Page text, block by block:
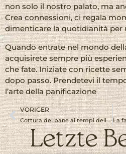
non solo il nostro palato, ma
Crea connessioni, ci regala
dimenticare la quotidianità per
Quando entrate nel mondo
acquisirete sempre più
che fate. Iniziate con ricette
dopo passo. Prendetevi il
l’arte della panificazione
VORIGER
Cottura del pane ai tempi della nonna
Letzte